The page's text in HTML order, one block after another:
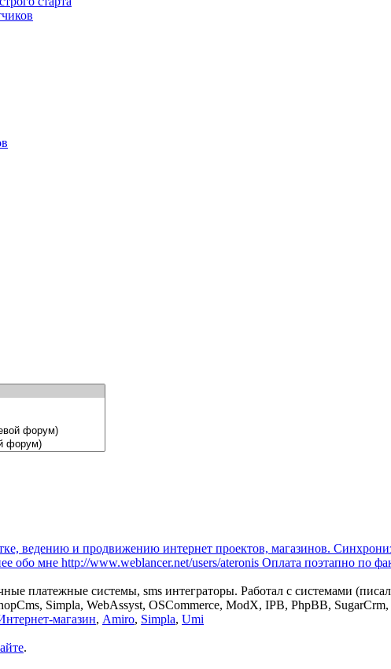
ведению и продвижению интернет проектов, магазинов.
обо мне http://www.weblancer.net/users/ateronis Оплата поэтапно по
платежные системы, sms интеграторы. Работал с системами
Simpla, WebAssyst, OSCommerce, ModX, IPB, PhpBB,
магазин, Amiro, Simpla, Umi
.